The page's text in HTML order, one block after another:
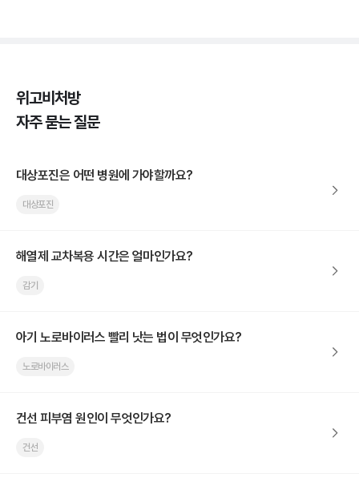
위고비처방
자주 묻는 질문
대상포진은 어떤 병원에 가야할까요?
대상포진
해열제 교차복용 시간은 얼마인가요?
감기
아기 노로바이러스 빨리 낫는 법이 무엇인가요?
노로바이러스
건선 피부염 원인이 무엇인가요?
건선